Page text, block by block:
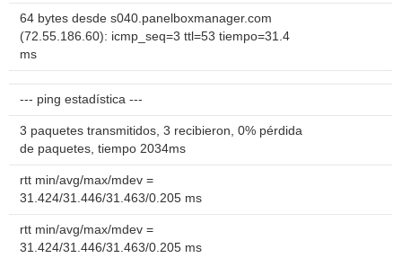
64 bytes desde s040.panelboxmanager.com
(72.55.186.60): icmp_seq=3 ttl=53 tiempo=31.4
ms
--- ping estadística ---
3 paquetes transmitidos, 3 recibieron, 0% pérdida
de paquetes, tiempo 2034ms
rtt min/avg/max/mdev =
31.424/31.446/31.463/0.205 ms
rtt min/avg/max/mdev =
31.424/31.446/31.463/0.205 ms